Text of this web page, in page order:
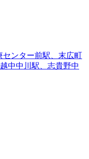
センター前駅、末広町
中中川駅、志貴野中